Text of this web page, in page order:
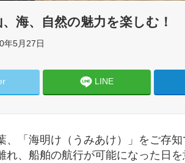
海、自然の魅力を楽しむ！
年5月27日
LINE
、「海明け（うみあけ）」をご存
れ、船舶の航行が可能になった日